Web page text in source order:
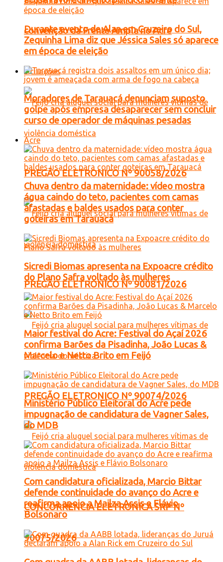
convenção da Frente Ampla no Acre
Licitações
PREGÃO ELETRONICO Nº 90058/2026
PREGÃO ELETRONICO Nº 90081/2026
PREGÃO ELETRONICO Nº 90074/2026
CONCORRENCIA ELETRONICA SRP Nº
90075/2026
Durante evento de Alan em Cruzeiro do Sul,
Zequinha Lima diz que Jéssica Sales só aparece
em época de eleição
Moradores de Tarauacá denunciam suposto
golpe após empresa desaparecer sem concluir
curso de operador de máquinas pesadas
Acre
Chuva dentro da maternidade: vídeo mostra
água caindo do teto, pacientes com camas
afastadas e baldes usados para conter
goteiras em Tarauacá
Sicredi Biomas apresenta na Expoacre crédito
do Plano Safra voltado às mulheres
Maior festival do Acre: Festival do Açaí 2026
confirma Barões da Pisadinha, João Lucas &
Marcelo e Netto Brito em Feijó
Ministério Público Eleitoral do Acre pede
impugnação de candidatura de Vagner Sales,
do MDB
Com candidatura oficializada, Marcio Bittar
defende continuidade do avanço do Acre e
reafirma apoio a Mailza Assis e Flávio
Bolsonaro